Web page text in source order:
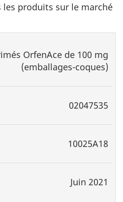
produits sur le marché
Date
d’expiration
OrfenAce de 100 mg
(emballages-coques)
02047535
10025A18
Juin 2021